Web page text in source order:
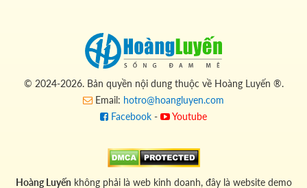
© 2024-2026. Bản quyền nội dung thuộc về Hoàng Luyến ®.
Email: hotro@hoangluyen.com
Facebook - Youtube
Hoàng Luyến không phải là web kinh doanh, đây là website demo